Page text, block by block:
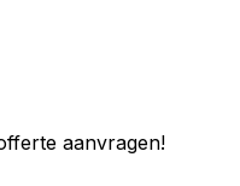
aanvragen!